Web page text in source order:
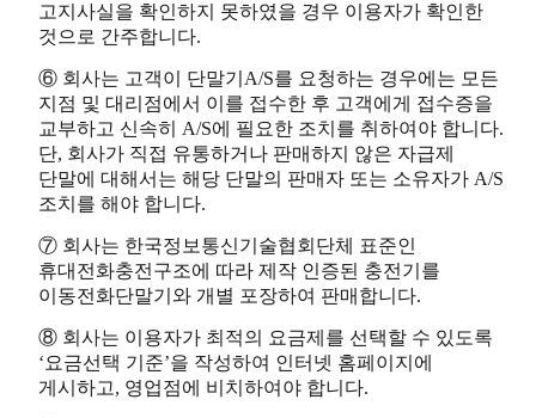
고지사실을 확인하지 못하였을 경우 이용자가 확인한
것으로 간주합니다.
⑥ 회사는 고객이 단말기A/S를 요청하는 경우에는 모든
지점 및 대리점에서 이를 접수한 후 고객에게 접수증을
교부하고 신속히 A/S에 필요한 조치를 취하여야 합니다.
단, 회사가 직접 유통하거나 판매하지 않은 자급제
단말에 대해서는 해당 단말의 판매자 또는 소유자가 A/S
조치를 해야 합니다.
⑦ 회사는 한국정보통신기술협회단체 표준인
휴대전화충전구조에 따라 제작 인증된 충전기를
이동전화단말기와 개별 포장하여 판매합니다.
⑧ 회사는 이용자가 최적의 요금제를 선택할 수 있도록
‘요금선택 기준’을 작성하여 인터넷 홈페이지에
게시하고, 영업점에 비치하여야 합니다.